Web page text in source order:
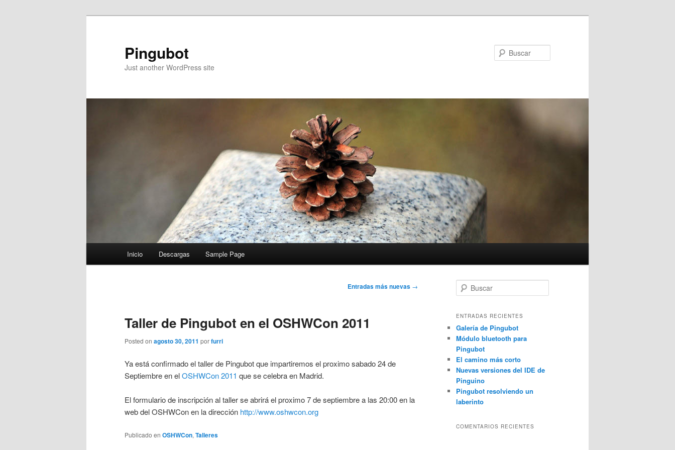
Pingubot
Just another WordPress site
Inicio Descargas Sample Page
Entradas más nuevas →
Taller de Pingubot en el OSHWCon 2011
Posted on agosto 30, 2011 porfurri
Ya está confirmado el taller de Pingubot que impartiremos el proximo sabado 24 de
Septiembre en elOSHWCon 2011 que se celebra en Madrid.
El formulario de inscripción al taller se abrirá el proximo 7 de septiembre a las 20:00 en la
web del OSHWCon en la dirección http://www.oshwcon.org
Publicado en OSHWCon, Talleres
u
c
r
ENTRADAS RECIENTES
Galería de Pingubot
Módulo bluetooth para
Pingubot
El camino más corto
Nuevas versiones del IDE de
Pinguino
Pingubot resolviendo un
laberinto
COMENTARIOS RECIENTES